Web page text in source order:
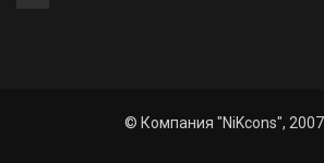
© Компания "NiKcons",